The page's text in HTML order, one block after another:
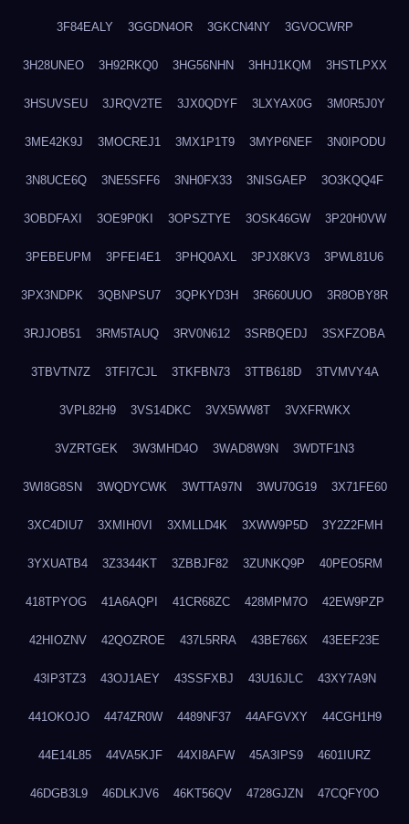
3F84EALY 3GGDN4OR 3GKCN4NY 3GVOCWRP
3H28UNEO 3H92RKQ0 3HG56NHN 3HHJ1KQM 3HSTLPXX
3HSUVSEU 3JRQV2TE 3JX0QDYF 3LXYAX0G 3M0R5J0Y
3ME42K9J 3MOCREJ1 3MX1P1T9 3MYP6NEF 3N0IPODU
3N8UCE6Q 3NE5SFF6 3NH0FX33 3NISGAEP 3O3KQQ4F
3OBDFAXI 3OE9P0KI 3OPSZTYE 3OSK46GW 3P20H0VW
3PEBEUPM 3PFEI4E1 3PHQ0AXL 3PJX8KV3 3PWL81U6
3PX3NDPK 3QBNPSU7 3QPKYD3H 3R660UUO 3R8OBY8R
3RJJOB51 3RM5TAUQ 3RV0N612 3SRBQEDJ 3SXFZOBA
3TBVTN7Z 3TFI7CJL 3TKFBN73 3TTB618D 3TVMVY4A
3VPL82H9 3VS14DKC 3VX5WW8T 3VXFRWKX
3VZRTGEK 3W3MHD4O 3WAD8W9N 3WDTF1N3
3WI8G8SN 3WQDYCWK 3WTTA97N 3WU70G19 3X71FE60
3XC4DIU7 3XMIH0VI 3XMLLD4K 3XWW9P5D 3Y2Z2FMH
3YXUATB4 3Z3344KT 3ZBBJF82 3ZUNKQ9P 40PEO5RM
418TPYOG 41A6AQPI 41CR68ZC 428MPM7O 42EW9PZP
42HIOZNV 42QOZROE 437L5RRA 43BE766X 43EEF23E
43IP3TZ3 43OJ1AEY 43SSFXBJ 43U16JLC 43XY7A9N
441OKOJO 4474ZR0W 4489NF37 44AFGVXY 44CGH1H9
44E14L85 44VA5KJF 44XI8AFW 45A3IPS9 4601IURZ
46DGB3L9 46DLKJV6 46KT56QV 4728GJZN 47CQFY0O